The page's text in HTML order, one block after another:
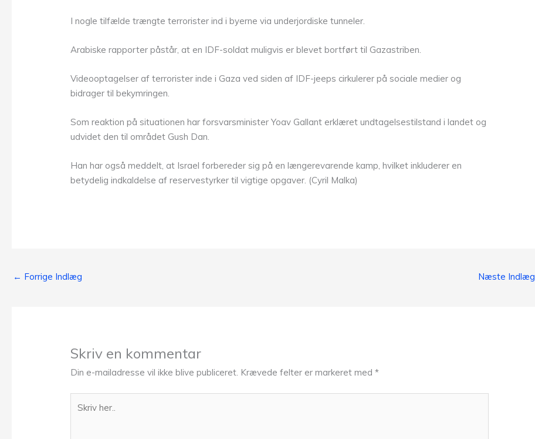
I nogle tilfælde trængte terrorister ind i byerne via underjordiske tunneler.
Arabiske rapporter påstår, at en IDF-soldat muligvis er blevet bortført til Gazastriben.
Videooptagelser af terrorister inde i Gaza ved siden af IDF-jeeps cirkulerer på sociale medier og
bidrager til bekymringen.
Som reaktion på situationen har forsvarsminister Yoav Gallant erklæret undtagelsestilstand i landet og
udvidet den til området Gush Dan.
Han har også meddelt, at Israel forbereder sig på en længerevarende kamp, hvilket inkluderer en
betydelig indkaldelse af reservestyrker til vigtige opgaver. (Cyril Malka)
← Forrige Indlæg Næste Indlæg
Skriv en kommentar
Din e-mailadresse vil ikke blive publiceret. Krævede felter er markeret med*
her..